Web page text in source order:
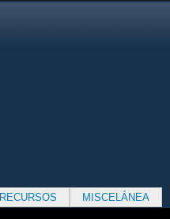
RECURSOS MISCELÁNEA